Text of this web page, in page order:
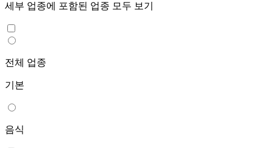
세부 업종에 포함된 업종 모두 보기
전체 업종
기본
음식